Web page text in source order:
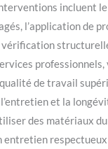
incluent
l’application de
professionnels,
de travail
et la
des matériaux
respectueux